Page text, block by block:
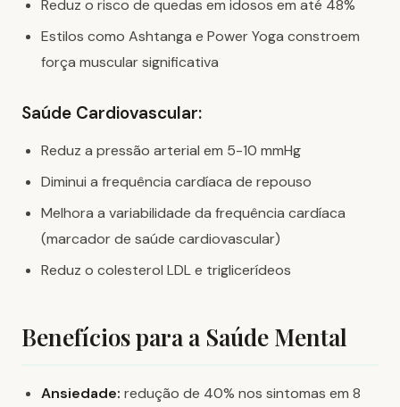
Reduz o risco de quedas em idosos em até 48%
Estilos como Ashtanga e Power Yoga constroem
força muscular significativa
Saúde Cardiovascular:
Reduz a pressão arterial em 5-10 mmHg
Diminui a frequência cardíaca de repouso
Melhora a variabilidade da frequência cardíaca
(marcador de saúde cardiovascular)
Reduz o colesterol LDL e triglicerídeos
Benefícios para a Saúde Mental
Ansiedade: redução de 40% nos sintomas em 8